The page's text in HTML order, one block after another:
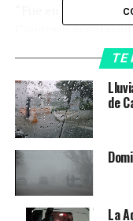
“Fue en este marco
Congreso
ecocidio que sufre
oeste pampeano”,
forma conjunta
Niñas, Niños y
y los jóvenes del
Adolescencia que
seguido con
quiénes se
de Niñez,
TE
de
La